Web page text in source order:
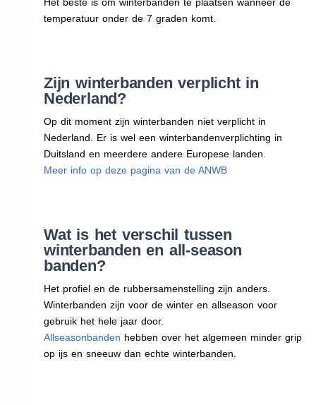
temperatuur onder de 7 graden komt.
Zijn winterbanden verplicht in
Nederland?
Op dit moment zijn winterbanden niet verplicht in
Nederland. Er is wel een winterbandenverplichting in
Duitsland en meerdere andere Europese landen.
Meer info op deze pagina van de ANWB
Wat is het verschil tussen
winterbanden en all-season
banden?
Het profiel en de rubbersamenstelling zijn anders.
Winterbanden zijn voor de winter en allseason voor
gebruik het hele jaar door.
Allseasonbanden hebben over het algemeen minder grip
op ijs en sneeuw dan echte winterbanden.